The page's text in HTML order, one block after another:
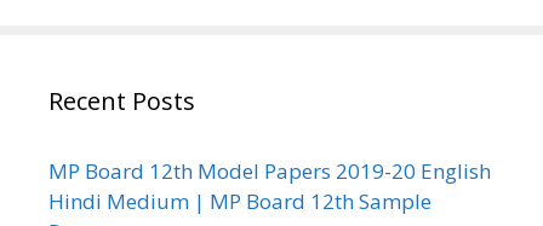
Recent Posts
MP Board 12th Model Papers 2019-20 English
Hindi Medium | MP Board 12th Sample